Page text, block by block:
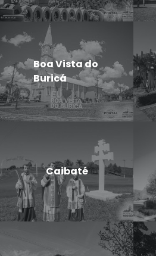
Boa Vista do
Buricá
Caibaté